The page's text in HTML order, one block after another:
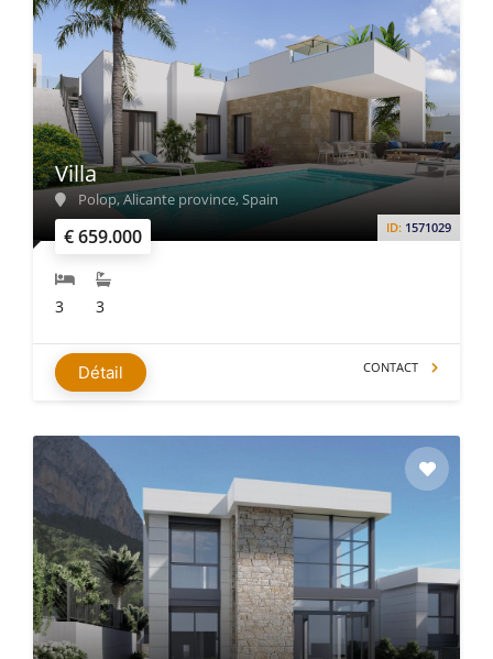
€ 659.000 ID: 1571029
Villa
Polop, Alicante province, Spain
3 3
Détail CONTACT